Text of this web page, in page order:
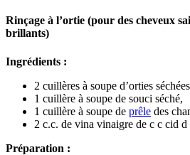
Rinçage à l’ortie (pour des cheveux
brillants)
Ingrédients :
2 cuillères à soupe d’orties
1 cuillère à soupe de souci séché,
1 cuillère à soupe de prêle des
2 c.c. de vina vinaigre de c c cid d
Préparation :